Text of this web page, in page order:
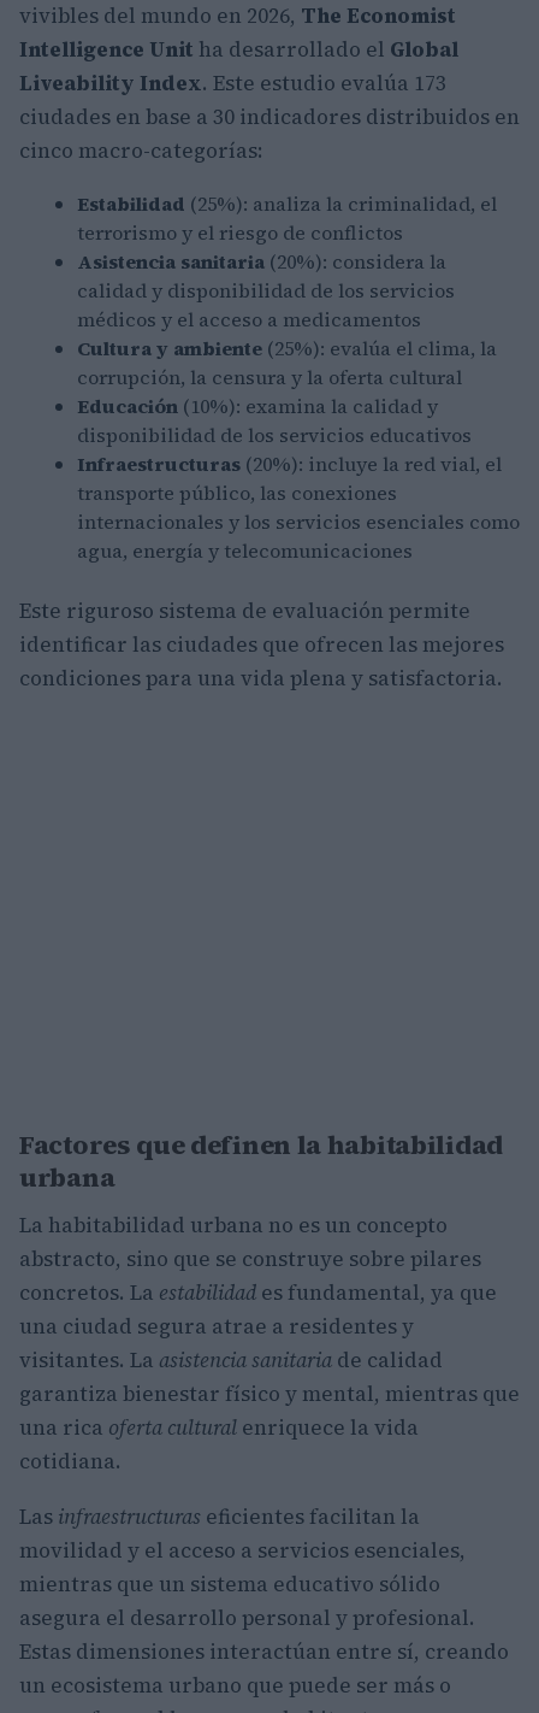
vivibles del mundo en 2026, The Economist
Intelligence Unit ha desarrollado el Global
Liveability Index. Este estudio evalúa 173
ciudades en base a 30 indicadores distribuidos en
cinco macro-categorías:
Estabilidad (25%): analiza la criminalidad, el
terrorismo y el riesgo de conflictos
Asistencia sanitaria (20%): considera la
calidad y disponibilidad de los servicios
médicos y el acceso a medicamentos
Cultura y ambiente (25%): evalúa el clima, la
corrupción, la censura y la oferta cultural
Educación (10%): examina la calidad y
disponibilidad de los servicios educativos
Infraestructuras (20%): incluye la red vial, el
transporte público, las conexiones
internacionales y los servicios esenciales como
agua, energía y telecomunicaciones
Este riguroso sistema de evaluación permite
identificar las ciudades que ofrecen las mejores
condiciones para una vida plena y satisfactoria.
Factores que definen la habitabilidad
urbana
La habitabilidad urbana no es un concepto
abstracto, sino que se construye sobre pilares
concretos. La estabilidad es fundamental, ya que
una ciudad segura atrae a residentes y
visitantes. La asistencia sanitaria de calidad
garantiza bienestar físico y mental, mientras que
una rica oferta cultural enriquece la vida
cotidiana.
Las infraestructuras eficientes facilitan la
movilidad y el acceso a servicios esenciales,
mientras que un sistema educativo sólido
asegura el desarrollo personal y profesional.
Estas dimensiones interactúan entre sí, creando
un ecosistema urbano que puede ser más o